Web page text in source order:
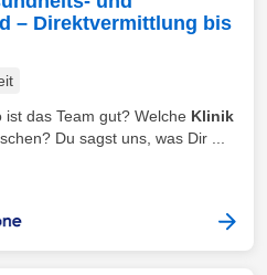
– Direktvermittlung bis
ist das Team gut? Welche Klinik
Du sagst uns, was Dir ...